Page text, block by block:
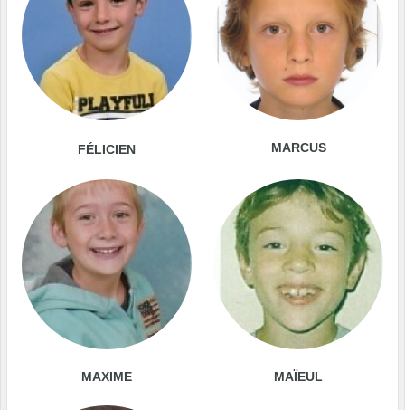
FÉLICIEN MARCUS
MAXIME MAÏEUL